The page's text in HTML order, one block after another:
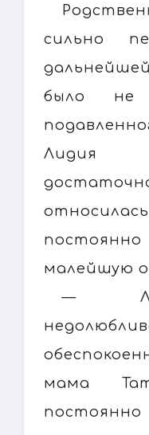
сильно
было
Лидия
малейшую
—
мама